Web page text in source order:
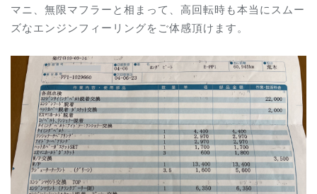
マニ、無限マフラーと相まって、高回転時も本当にスムー
ズなエンジンフィーリングをご体感頂けます。